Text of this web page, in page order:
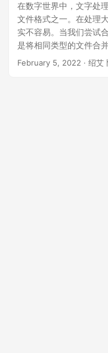
在数字世界中，文字处
文件格式之一。在处理
实不容易。当我们尝试
是将相同类型的文件合
失。为了重新排列页面
February 5, 2022 · 绍艾